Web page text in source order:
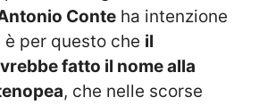
Conte ha intenzione
per questo che il
fatto il nome alla
, che nelle scorse